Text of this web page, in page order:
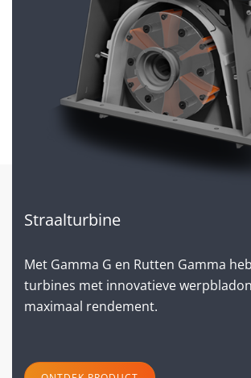
Straalturbine
Met Gamma G en Rutten Gamma
turbines met innovatieve
maximaal rendement.